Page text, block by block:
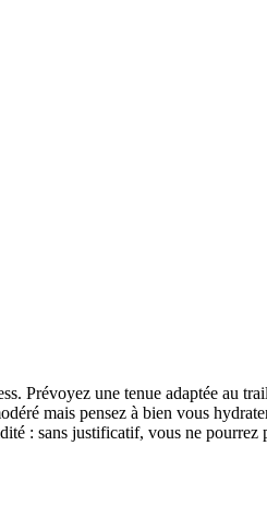
Prévoyez une tenue adaptée au
mais pensez à bien vous
: sans justificatif, vous ne